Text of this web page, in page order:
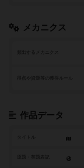
メカニクス
頻出するメカニクス
作品データ
タイトル